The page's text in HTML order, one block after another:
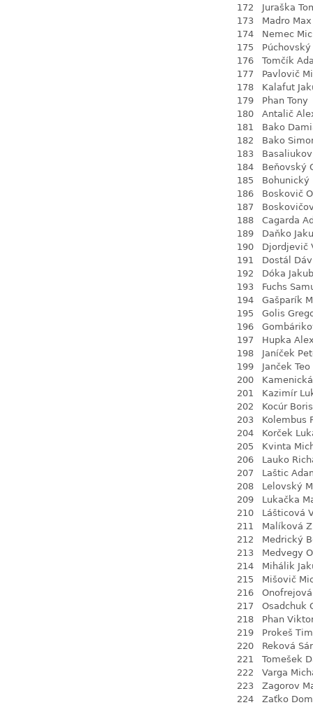
172
Juraška
173
Madro Max
174
Nemec
175
176
Tomčík
177
Pavlovič
178
Kalafut
179
Phan Tony
180
Antalič
181
Bako
182
Bako
183
184
Beňovský
185
Bohunický
186
Boskovič
187
188
Cagarda
189
Daňko
190
Djordjevič
191
Dostál
192
Dóka Jakub
193
Fuchs
194
Gašparík
195
Golis
196
197
Hupka
198
Janíček
199
Janček Teo
200
201
Kazimír
202
Kocúr Boris
203
Kolembus
204
Korček
205
Kvinta
206
Lauko
207
Laštic
208
Lelovský
209
Lukačka
210
Lášticová
211
Malíková
212
Medrický
213
Medvegy
214
Mihálik
215
Mišovič
216
217
Osadchuk
218
Phan
219
Prokeš
220
Reková
221
Tomešek
222
Varga
223
Zagorov
224
Zaťko